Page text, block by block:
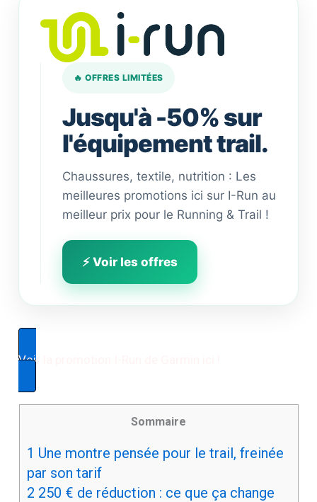
🔥 OFFRES LIMITÉES
Jusqu'à -50% sur
l'équipement trail.
Chaussures, textile, nutrition : Les
meilleures promotions ici sur I-Run au
meilleur prix pour le Running & Trail !
⚡ Voir les offres
Voir la promotion I-Run de Garmin ici !
Sommaire
1 Une montre pensée pour le trail, freinée
par son tarif
2 250 € de réduction : ce que ça change